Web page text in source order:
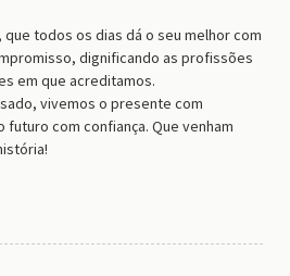
que todos os dias dá o seu melhor com
dignificando as profissões
em que acreditamos.
vivemos o presente com
futuro com confiança. Que venham